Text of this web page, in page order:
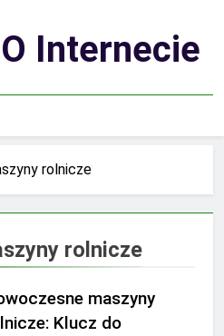
Internecie
rolnicze
rolnicze
maszyny
Klucz do